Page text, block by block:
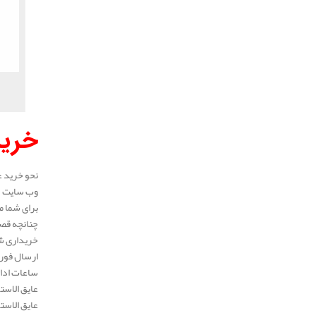
نحو
وب سایت
برای شما
چنانچه
خریداری
ارسال
ساعات
عایق
عایق